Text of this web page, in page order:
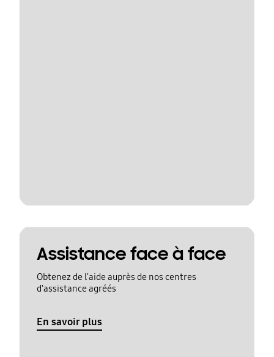
Assistance face à face
Obtenez de l'aide auprès de nos centres
d'assistance agréés
En savoir plus